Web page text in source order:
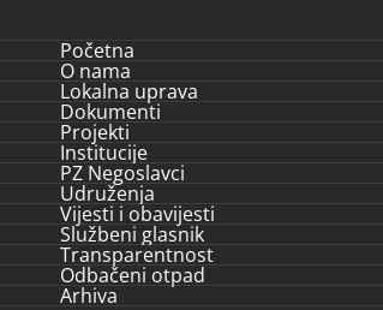
Početna
O nama
Lokalna uprava
Dokumenti
Projekti
Institucije
PZ Negoslavci
Udruženja
Vijesti i obavijesti
Službeni glasnik
Transparentnost
Odbačeni otpad
Arhiva